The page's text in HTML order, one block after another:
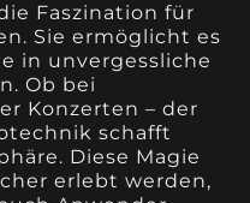
Faszination für
Sie ermöglicht es
in unvergessliche
Ob bei
Konzerten – der
schafft
Diese Magie
erlebt werden,